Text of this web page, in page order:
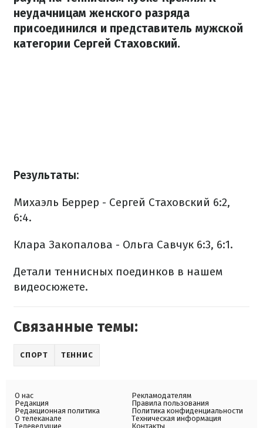
неудачницам женского разряда
присоединился и представитель мужской
категории Сергей Стаховский.
Результаты:
Михаэль Беррер - Сергей Стаховский 6:2,
6:4.
Клара Закопалова - Ольга Савчук 6:3, 6:1.
Детали теннисных поединков в нашем
видеосюжете.
Связанные темы:
СПОРТ ТЕННИС
О нас
Редакция
Редакционная политика
О телеканале
Телеведущие
Рекламодателям
Правила пользования
Политика конфиденциальности
Техническая информация
Контакты